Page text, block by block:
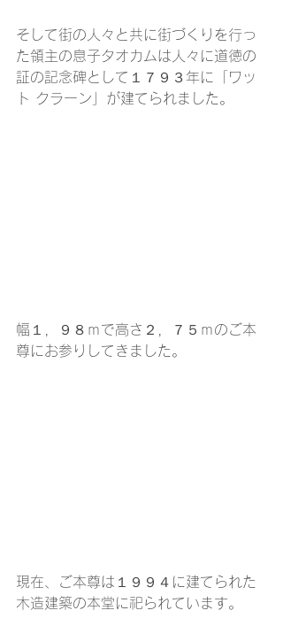
そして街の人々と共に街づくりを行っ
た領主の息子タオカムは人々に道徳の
証の記念碑として１７９３年に「ワッ
ト クラーン」が建てられました。
幅１，９８ｍで高さ２，７５ｍのご本
尊にお参りしてきました。
現在、ご本尊は１９９４に建てられた
木造建築の本堂に祀られています。